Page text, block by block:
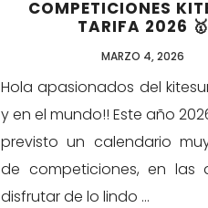
COMPETICIONES
TARIFA 2026 🥇
MARZO 4, 2026
Hola apasionados del
y en el mundo!! Este año
previsto un calendario
de competiciones, en las
disfrutar de lo lindo ...